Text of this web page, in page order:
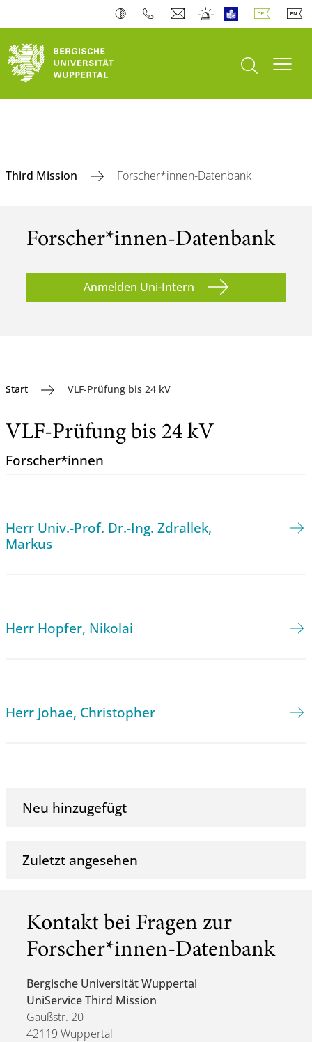
Suche öffnen
Third Mission Forscher*innen-Datenbank
Forscher*innen-Datenbank
Anmelden Uni-Intern
Start VLF-Prüfung bis 24 kV
VLF-Prüfung bis 24 kV
Forscher*innen
Herr Univ.-Prof. Dr.-Ing. Zdrallek,
Markus
Herr Hopfer, Nikolai
Herr Johae, Christopher
Neu hinzugefügt
Zuletzt angesehen
Kontakt bei Fragen zur
Forscher*innen-Datenbank
Bergische Universität Wuppertal
UniService Third Mission
Gaußstr. 20
42119 Wuppertal